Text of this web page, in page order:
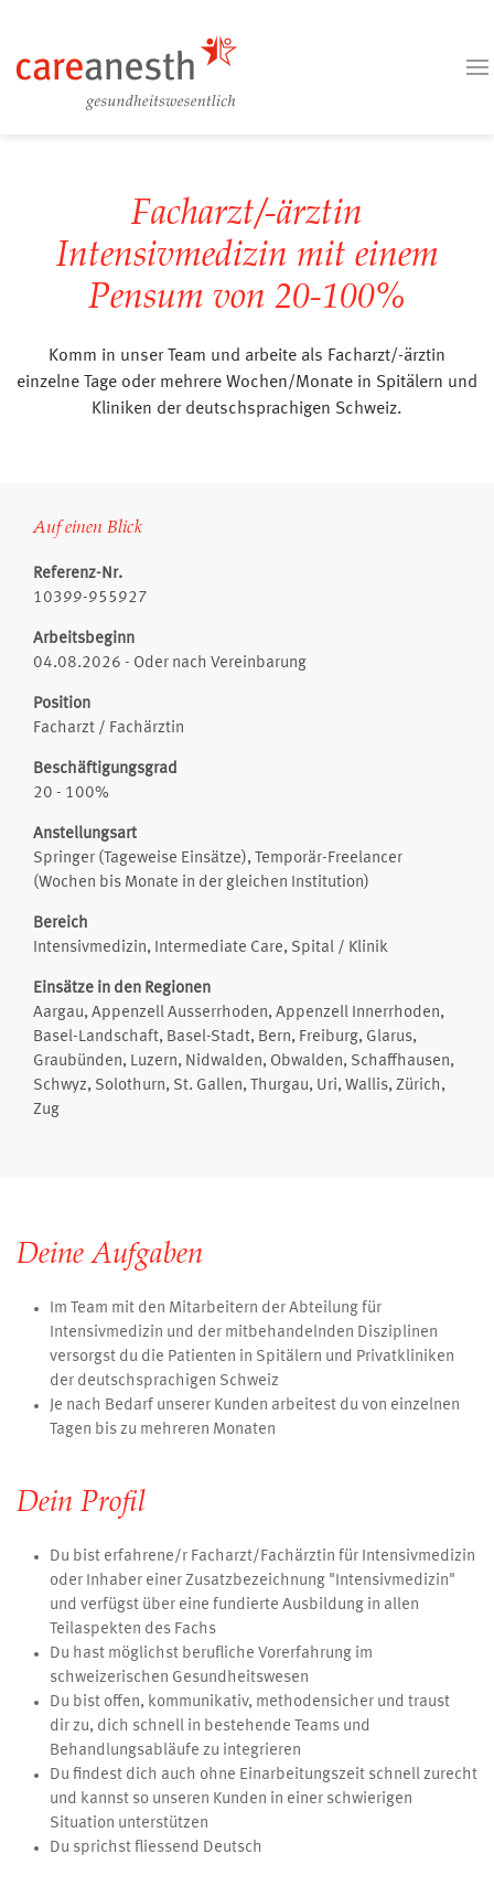
Facharzt/-ärztin
Intensivmedizin mit einem
Pensum von 20-100%
Komm in unser Team und arbeite als Facharzt/-ärztin
einzelne Tage oder mehrere Wochen/Monate in Spitälern und
Kliniken der deutschsprachigen Schweiz.
Auf einen Blick
Referenz-Nr.
10399-955927
Arbeitsbeginn
04.08.2026 - Oder nach Vereinbarung
Position
Facharzt / Fachärztin
Beschäftigungsgrad
20 - 100%
Anstellungsart
Springer (Tageweise Einsätze), Temporär-Freelancer
(Wochen bis Monate in der gleichen Institution)
Bereich
Intensivmedizin, Intermediate Care, Spital / Klinik
Einsätze in den Regionen
Aargau, Appenzell Ausserrhoden, Appenzell Innerrhoden,
Basel-Landschaft, Basel-Stadt, Bern, Freiburg, Glarus,
Graubünden, Luzern, Nidwalden, Obwalden, Schaffhausen,
Schwyz, Solothurn, St. Gallen, Thurgau, Uri, Wallis, Zürich,
Zug
Deine Aufgaben
Im Team mit den Mitarbeitern der Abteilung für
Intensivmedizin und der mitbehandelnden Disziplinen
versorgst du die Patienten in Spitälern und Privatkliniken
der deutschsprachigen Schweiz
Je nach Bedarf unserer Kunden arbeitest du von einzelnen
Tagen bis zu mehreren Monaten
Dein Profil
Du bist erfahrene/r Facharzt/Fachärztin für Intensivmedizin
oder Inhaber einer Zusatzbezeichnung "Intensivmedizin"
und verfügst über eine fundierte Ausbildung in allen
Teilaspekten des Fachs
Du hast möglichst berufliche Vorerfahrung im
schweizerischen Gesundheitswesen
Du bist offen, kommunikativ, methodensicher und traust
dir zu, dich schnell in bestehende Teams und
Behandlungsabläufe zu integrieren
Du findest dich auch ohne Einarbeitungszeit schnell zurecht
und kannst so unseren Kunden in einer schwierigen
Situation unterstützen
Du sprichst fliessend Deutsch